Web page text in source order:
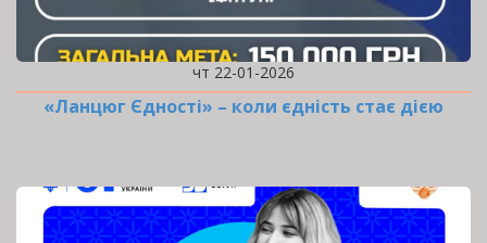
чт 22-01-2026
«Ланцюг Єдності» – коли єдність стає дією